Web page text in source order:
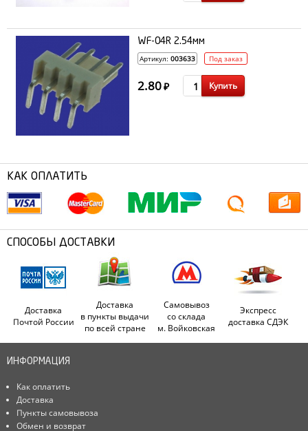
WF-04R 2.54мм
Артикул: 003633 Под заказ
2.80₽ Купить
КАК ОПЛАТИТЬ
СПОСОБЫ ДОСТАВКИ
Доставка
Почтой России
Доставка
в пункты выдачи
по всей стране
Самовывоз
со склада
м. Войковская
Экспресс
доставка СДЭК
ИНФОРМАЦИЯ
Как оплатить
Доставка
Пункты самовывоза
Обмен и возврат